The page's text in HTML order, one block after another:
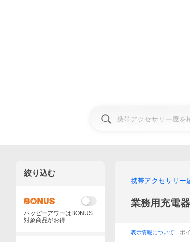
携帯アクセサリー
業務用充電器
表示情報について ｜ポ
絞り込む
ハッピーアワーはBONUS
対象商品がお得